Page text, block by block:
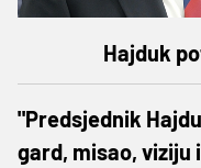
Hajduk
"Predsjednik
gard, misao, viziju